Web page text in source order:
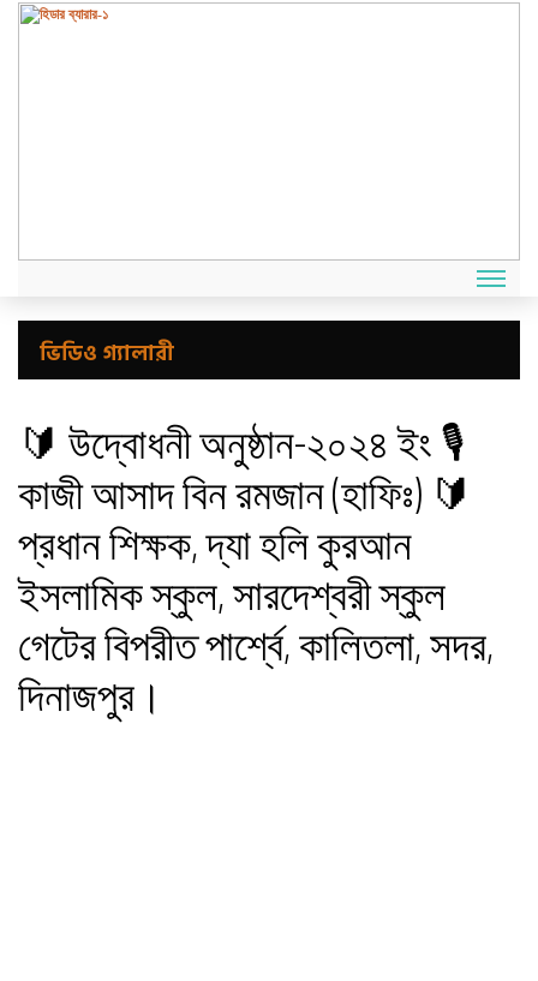
ভিডিও গ্যালারী
🔰 উদ্বোধনী অনুষ্ঠান-২০২৪ ইং 🎙️
কাজী আসাদ বিন রমজান (হাফিঃ) 🔰
প্রধান শিক্ষক, দ্যা হলি কুরআন
ইসলামিক স্কুল, সারদেশ্বরী স্কুল
গেটের বিপরীত পার্শ্বে, কালিতলা, সদর,
দিনাজপুর।